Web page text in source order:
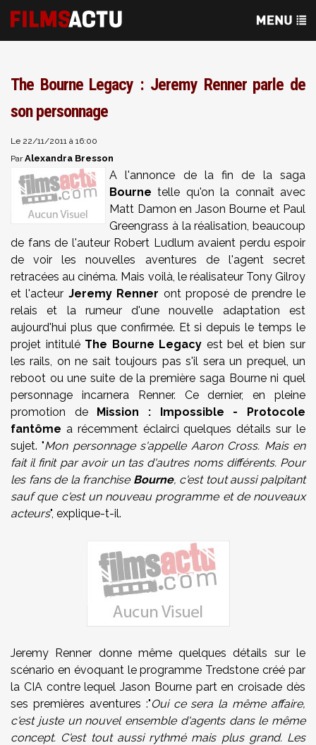
The Bourne Legacy : Jeremy Renner parle de
son personnage
Le 22/11/2011 à 16:00
ParAlexandra Bresson
A l'annonce de la fin de la saga
Bournetelle qu'on la connaît avec
Matt Damon en Jason Bourne et Paul
Greengrass à la réalisation, beaucoup
de fans de l'auteur Robert Ludlum avaient perdu espoir
de voir les nouvelles aventures de l'agent secret
retracées au cinéma. Mais voilà, le réalisateur Tony Gilroy
et l'acteur Jeremy Renner ont proposé de prendre le
relais et la rumeur d'une nouvelle adaptation est
aujourd'hui plus que confirmée. Et si depuis le temps le
projet intitulé The Bourne Legacy est bel et bien sur
les rails, on ne sait toujours pas s'il sera un prequel, un
reboot ou une suite de la première saga Bourne ni quel
personnage incarnera Renner. Ce dernier, en pleine
promotion deMission : Impossible - Protocole
fantôme a récemment éclairci quelques détails sur le
sujet. "Mon personnage s'appelle AaronCross. Mais en
fait il finit par avoir un tas d'autres noms différents. Pour
les fansde la franchise Bourne, c'est tout aussi palpitant
sauf que c'est un nouveau programme et de nouveaux
acteurs", explique-t-il.
Jeremy Renner donne même quelques détails sur le
scénario en évoquant le programme Tredstone créé par
la CIA contre lequel Jason Bourne part en croisade dès
ses premières aventures :"Oui ce sera la même affaire,
c'est juste un nouvel ensemble d'agents dans le même
concept. C'est tout aussi rythmé mais plus grand. Les